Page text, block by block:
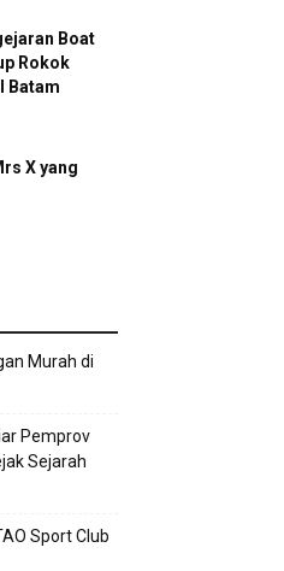
Boat
Rokok
Batam
X yang
Murah di
Pemprov
Sejarah
Sport Club